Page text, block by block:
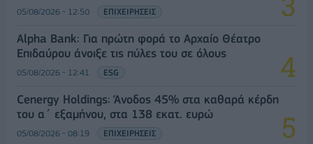
05/08/2026 - 12:50 ΕΠΙΧΕΙΡΗΣΕΙΣ
Alpha Bank: Για πρώτη φορά το Αρχαίο Θέατρο
Επιδαύρου άνοιξε τις πύλες του σε όλους
05/08/2026 - 12:41 ESG
Cenergy Holdings: Άνοδος 45% στα καθαρά κέρδη
του α΄ εξαμήνου, στα 138 εκατ. ευρώ
05/08/2026 - 08:19 ΕΠΙΧΕΙΡΗΣΕΙΣ